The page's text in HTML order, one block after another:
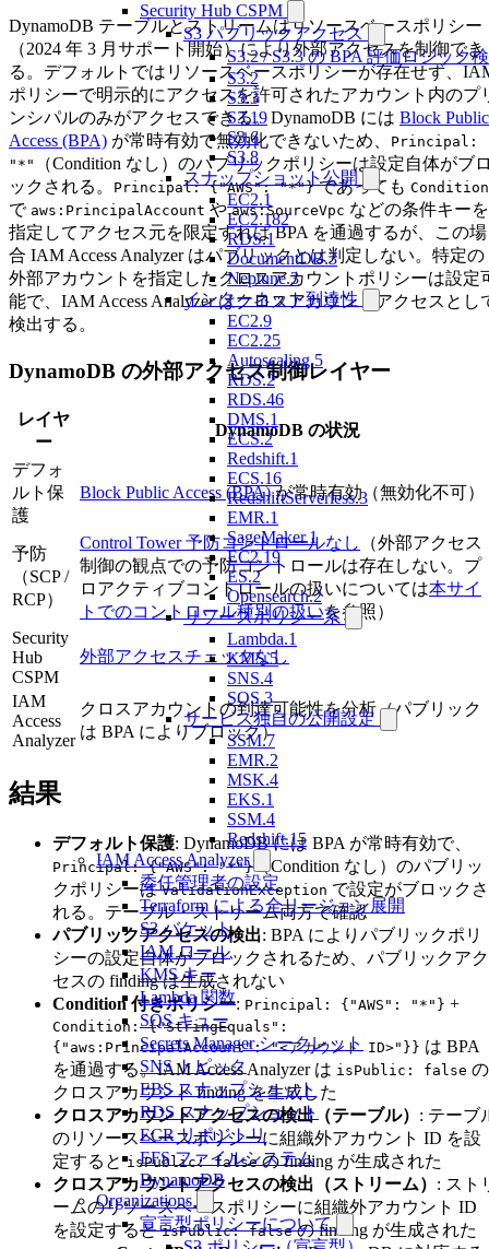
Security Hub CSPM
S3 パブリックアクセス
S3.2 / S3.3 の BPA 評価ロジック
S3.2
S3.3
S3.19
S3.6
S3.8
スナップショット公開
EC2.1
EC2.182
RDS.1
DocumentDB.3
Neptune.3
インターネット到達性
EC2.9
EC2.25
Autoscaling.5
RDS.2
RDS.46
DMS.1
ECS.2
Redshift.1
ECS.16
RedshiftServerless.3
EMR.1
SageMaker.1
EC2.19
ES.2
Opensearch.2
リソースポリシー系
Lambda.1
KMS.5
SNS.4
SQS.3
サービス独自の公開設定
SSM.7
EMR.2
MSK.4
EKS.1
SSM.4
Redshift.15
IAM Access Analyzer
委任管理者の設定
Terraform による全リージョン展開
S3 バケット
IAM ロール
KMS キー
Lambda 関数
SQS キュー
Secrets Manager シークレット
SNS トピック
EBS スナップショット
RDS スナップショット
ECR リポジトリ
EFS ファイルシステム
DynamoDB
Organizations
宣言型ポリシーについて
DynamoDB テーブルとストリームはリソースベースポリシー
（2024 年 3 月サポート開始）により外部アクセスを制御でき
る。デフォルトではリソースベースポリシーが存在せず、
ポリシーで明示的にアクセスを許可されたアカウント内のプ
ンシパルのみがアクセスできる。DynamoDB には Block Public
Access (BPA) が常時有効で無効化できないため、
Principal:
"*"
（Condition なし）のパブリックポリシーは設定自体がブ
ックされる。
Principal: {"AWS": "*"}であっても Condition
で aws:PrincipalAccount やaws:SourceVpc などの条件キーを
指定してアクセス元を限定すれば BPA を通過するが、この場
合 IAM Access Analyzer はパブリックとは判定しない。特定の
外部アカウントを指定したクロスアカウントポリシーは設定
能で、IAM Access Analyzer はクロスアカウントアクセスとし
検出する。
DynamoDB の外部アクセス制御レイヤー
レイヤ
ー
DynamoDB の状況
デフォ
ルト保
護
Block Public Access (BPA)が常時有効（無効化不可）
予防
（SCP /
RCP）
Control Tower 予防コントロールなし
（外部アクセス
制御の観点での予防コントロールは存在しない。プ
ロアクティブコントロールの扱いについては本サイ
トでのコントロール種別の扱いを参照）
Security
Hub
CSPM
外部アクセスチェックなし
IAM
Access
Analyzer
クロスアカウントの到達可能性を分析（パブリック
は BPA によりブロック）
結果
デフォルト保護: DynamoDB には BPA が常時有効で、
Principal: {"AWS": "*"}（Condition なし）のパブリッ
クポリシーはValidationException で設定がブロックさ
れる。テーブル・ストリーム両方で確認
パブリックアクセスの検出: BPA によりパブリックポリ
シーの設定自体がブロックされるため、パブリックアク
セスの finding は生成されない
Condition 付きポリシー: Principal: {"AWS": "*"} +
Condition: {"StringEquals":
{"aws:PrincipalAccount": "<アカウント ID>"}} は BPA
を通過する。IAM Access Analyzer は isPublic: false の
クロスアカウント finding を生成した
クロスアカウントアクセスの検出（テーブル） : テーブ
のリソースベースポリシーに組織外アカウント ID を設
定するとisPublic: falseの finding が生成された
クロスアカウントアクセスの検出（ストリーム） : スト
ームのリソースベースポリシーに組織外アカウント ID
を設定するとisPublic: falseの finding が生成された